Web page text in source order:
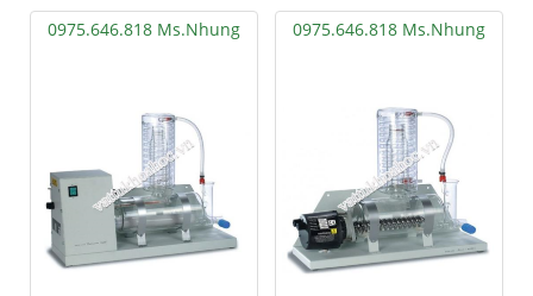
0975.646.818 Ms.Nhung 0975.646.818 Ms.Nhung